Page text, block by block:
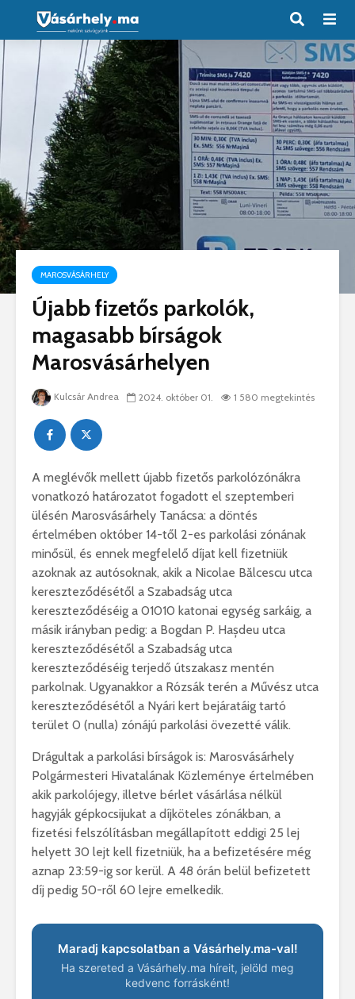
MAROSVÁSÁRHELY
Újabb fizetős parkolók,
magasabb bírságok
Marosvásárhelyen
Kulcsár Andrea 2024. október 01. 1 580 megtekintés
A meglévők mellett újabb fizetős parkolózónákra
vonatkozó határozatot fogadott el szeptemberi
ülésén Marosvásárhely Tanácsa: a döntés
értelmében október 14-től 2-es parkolási zónának
minősül, és ennek megfelelő díjat kell fizetniük
azoknak az autósoknak, akik a Nicolae Bălcescu utca
kereszteződésétől a Szabadság utca
kereszteződéséig a 01010 katonai egység sarkáig, a
másik irányban pedig: a Bogdan P. Hașdeu utca
kereszteződésétől a Szabadság utca
kereszteződéséig terjedő útszakasz mentén
parkolnak. Ugyanakkor a Rózsák terén a Művész utca
kereszteződésétől a Nyári kert bejáratáig tartó
terület 0 (nulla) zónájú parkolási övezetté válik.
Drágultak a parkolási bírságok is: Marosvásárhely
Polgármesteri Hivatalának Közleménye értelmében
akik parkolójegy, illetve bérlet vásárlása nélkül
hagyják gépkocsijukat a díjköteles zónákban, a
fizetési felszólításban megállapított eddigi 25 lej
helyett 30 lejt kell fizetniük, ha a befizetésére még
aznap 23:59-ig sor kerül. A 48 órán belül befizetett
díj pedig 50-ről 60 lejre emelkedik.
Maradj kapcsolatban a Vásárhely.ma-val!
Ha szereted a Vásárhely.ma híreit, jelöld meg
kedvenc forrásként!